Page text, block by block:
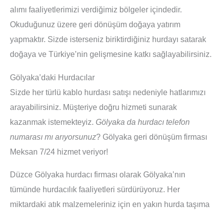
alımı faaliyetlerimizi verdiğimiz bölgeler içindedir.
Okuduğunuz üzere geri dönüşüm doğaya yatırım
yapmaktır. Sizde isterseniz biriktirdiğiniz hurdayı satarak
doğaya ve Türkiye’nin gelişmesine katkı sağlayabilirsiniz.
Gölyaka’daki Hurdacılar
Sizde her türlü kablo hurdası satışı nedeniyle hatlarımızı
arayabilirsiniz. Müşteriye doğru hizmeti sunarak
kazanmak istemekteyiz. Gölyaka da hurdacı telefon
numarası mı arıyorsunuz? Gölyaka geri dönüşüm firması
Meksan 7/24 hizmet veriyor!
Düzce Gölyaka hurdacı firması olarak Gölyaka’nın
tümünde hurdacılık faaliyetleri sürdürüyoruz. Her
miktardaki atık malzemeleriniz için en yakın hurda taşıma